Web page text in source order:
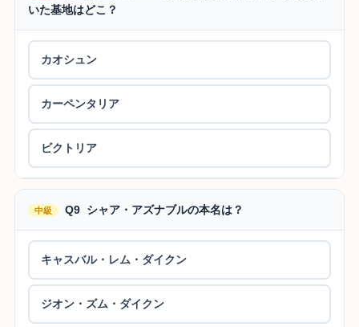
いた基地はどこ？
カオシュン
カーペンタリア
ビクトリア
中級 Q9 シャア・アズナブルの本名は？
キャスバル・レム・ダイクン
ジオン・ズム・ダイクン